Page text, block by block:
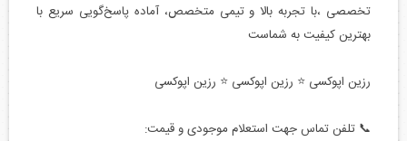
تخصصی ،با تجربه بالا و تیمی متخصص، آماده پاسخ‌گویی سریع با
بهترین کیفیت به شماست
رزین اپوکسی ⭐ رزین اپوکسی ⭐ رزین اپوکسی
📞 تلفن تماس جهت استعلام موجودی و قیمت: